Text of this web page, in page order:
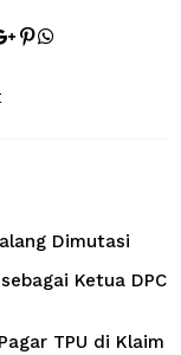
Dimutasi
Ketua DPC
TPU di Klaim